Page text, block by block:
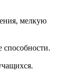
мелкую
способности.